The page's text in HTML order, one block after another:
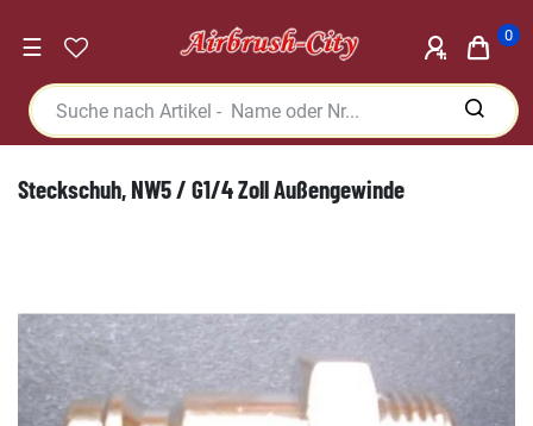
☰ 0
Steckschuh, NW5 / G1/4 Zoll Außengewinde